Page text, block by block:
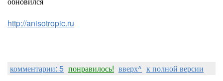
http://anisotropic.ru
комментарии: 5 понравилось! вверх^ к полной версии